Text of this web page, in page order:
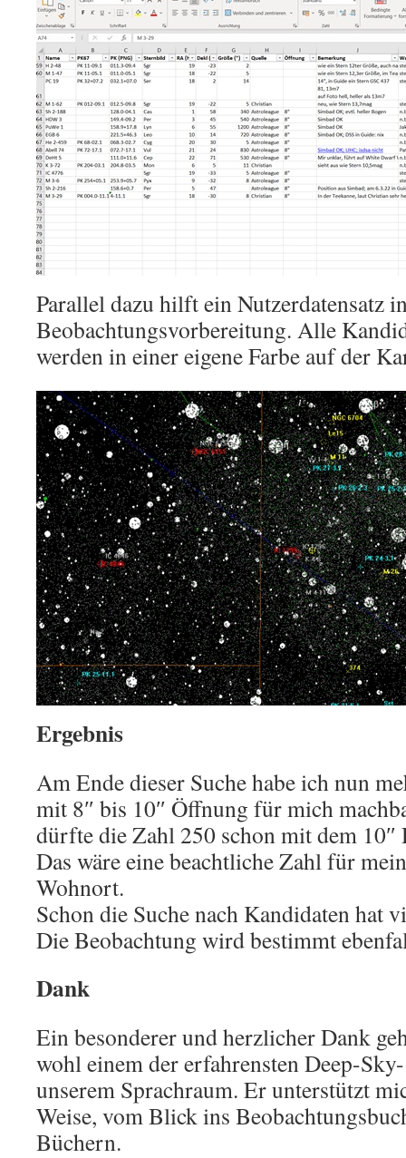
Parallel dazu hilft ein Nutzerdatensatz
Beobachtungsvorbereitung. Alle
werden in einer eigene Farbe auf der
Ergebnis
Am Ende dieser Suche habe ich nun
mit 8″ bis 10″ Öffnung für mich
dürfte die Zahl 250 schon mit dem 10″
Das wäre eine beachtliche Zahl für
Wohnort.
Schon die Suche nach Kandidaten hat
Die Beobachtung wird bestimmt
Dank
Ein besonderer und herzlicher Dank
wohl einem der erfahrensten Deep-
unserem Sprachraum. Er unterstützt
Weise, vom Blick ins
Büchern.